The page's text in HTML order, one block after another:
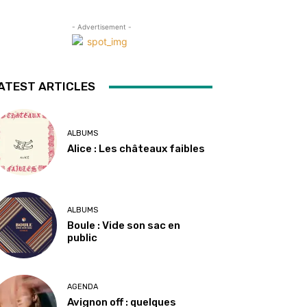
- Advertisement -
ARTICLES
ALBUMS
Alice : Les châteaux faibles
ALBUMS
Boule : Vide son sac en
public
AGENDA
Avignon off : quelques